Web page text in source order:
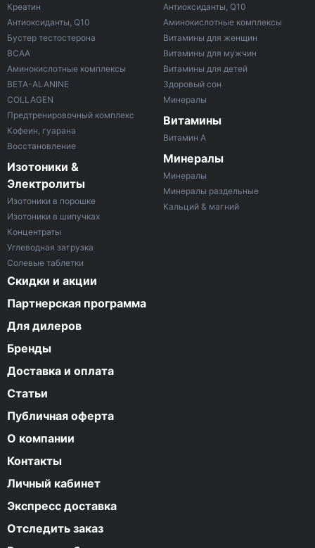
Креатин
Антиоксиданты, Q10
Бустер тестостерона
ВСАА
Аминокислотные комплексы
BETA-ALANINE
COLLAGEN
Предтренировочный комплекс
Кофеин, гуарана
Восстановление
Изотоники &
Электролиты
Изотоники в порошке
Изотоники в шипучках
Концентраты
Углеводная загрузка
Солевые таблетки
Антиоксиданты, Q10
Аминокислотные комплексы
Витамины для женщин
Витамины для мужчин
Витамины для детей
Здоровый сон
Минералы
Витамины
Витамин A
Минералы
Минералы
Минералы раздельные
Кальций & магний
Скидки и акции
Партнерская программа
Для дилеров
Бренды
Доставка и оплата
Статьи
Публичная оферта
О компании
Контакты
Личный кабинет
Экспресс доставка
Отследить заказ